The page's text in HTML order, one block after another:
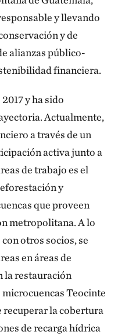
y llevando
y de
alianzas público-
financiera.
y ha sido
Actualmente,
a través de un
activa junto a
de trabajo es el
y
que proveen
metropolitana. A lo
otros socios, se
en áreas de
la restauración
microcuencas Teocinte
recuperar la cobertura
de recarga hídrica